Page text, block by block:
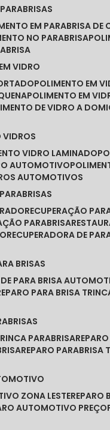
EM PARABRISA DE
NO PARABRISA
VIDRO
POLIMENTO EM
POLIMENTO EM
DE VIDRO A
VIDROS
VIDRO LAMINADO
AUTOMOTIVO
AUTOMOTIVOS
RECUPERAÇÃO
PARABRISA
RECUPERADORA DE
BRISAS
DE PARA BRISA
REPARO PARA BRISA
PARABRISA
REPARO PARABRISA
ZONA LESTE
AUTOMOTIVO PREÇO